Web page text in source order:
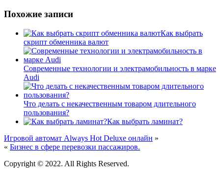
Похожие записи
Как выбрать
скрипт обменника валют
Современные технологии и электрамобильность в марке
Audi
Что делать с некачественным товаром длительного
пользования?
Как выбрать ламинат?
Игровой автомат Always Hot Deluxe онлайн »
« Бизнес в сфере перевозки пассажиров.
Copyright © 2022. All Rights Reserved.